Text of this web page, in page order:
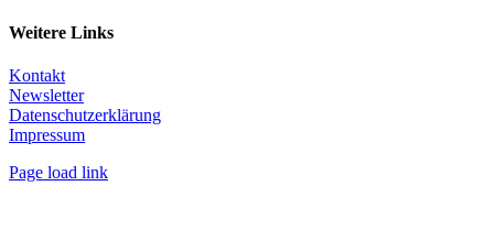
Weitere Links
Kontakt
Newsletter
Datenschutzerklärung
Impressum
Page load link